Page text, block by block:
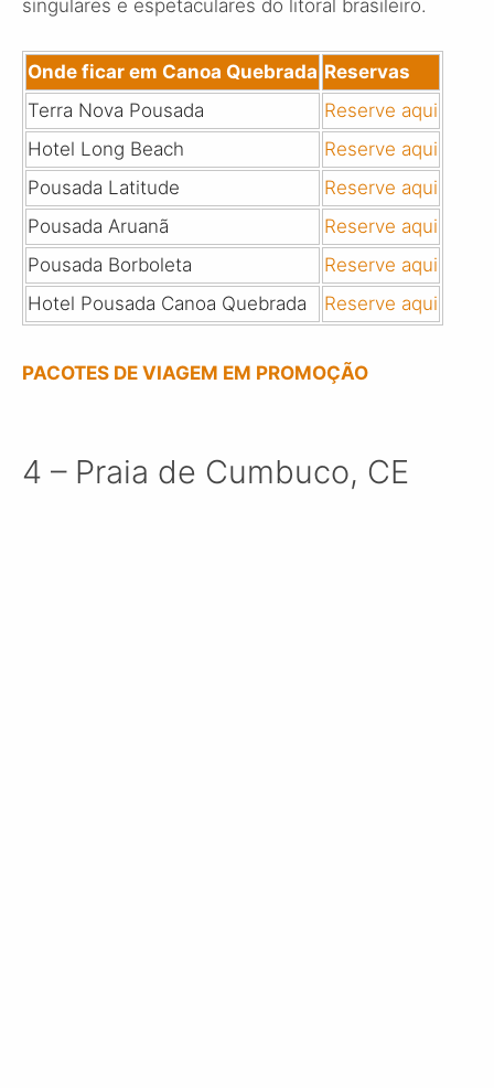
singulares e espetaculares do litoral brasileiro.
Onde ficar em Canoa Quebrada Reservas
Terra Nova Pousada
Reserve aqui
Hotel Long Beach
Reserve aqui
Pousada Latitude
Reserve aqui
Pousada Aruanã
Reserve aqui
Pousada Borboleta
Reserve aqui
Hotel Pousada Canoa Quebrada
Reserve aqui
PACOTES DE VIAGEM EM PROMOÇÃO
4 – Praia de Cumbuco, CE